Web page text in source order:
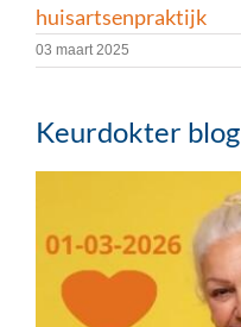
huisartsenpraktijk
03 maart 2025
Keurdokter blog